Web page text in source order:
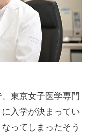
東京女子医学専門
入学が決まってい
ってしまったそう